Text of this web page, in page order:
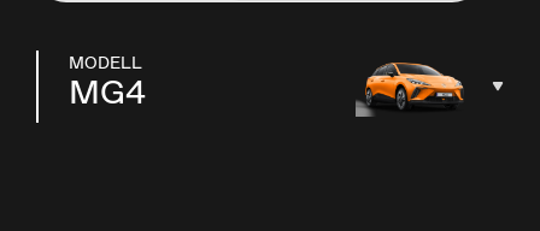
Belgique
Français
MODELL
MG4